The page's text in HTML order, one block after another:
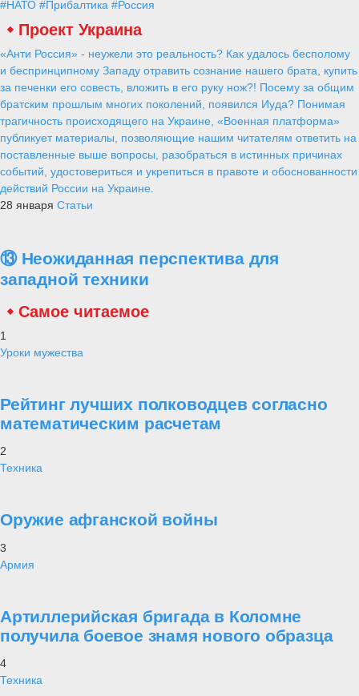
#НАТО #Прибалтика #Россия
Проект Украина
«Анти Россия» - неужели это реальность? Как удалось бесполому
и беспринципному Западу отравить сознание нашего брата, купить
за печенки его совесть, вложить в его руку нож?! Посему за общим
братским прошлым многих поколений, появился Иуда? Понимая
трагичность происходящего на Украине, «Военная платформа»
публикует материалы, позволяющие нашим читателям ответить на
поставленные выше вопросы, разобраться в истинных причинах
событий, удостовериться и укрепиться в правоте и обоснованности
действий России на Украине.
28 января Статьи
⑬ Неожиданная перспектива для
западной техники
Самое читаемое
1
Уроки мужества
Рейтинг лучших полководцев согласно
математическим расчетам
2
Техника
Оружие афганской войны
3
Армия
Артиллерийская бригада в Коломне
получила боевое знамя нового образца
4
Техника